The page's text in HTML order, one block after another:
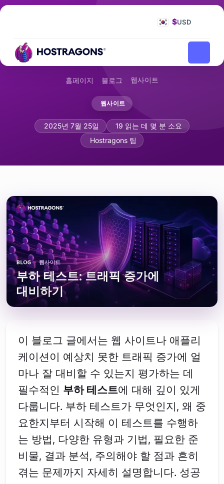
$USD
홈페이지 블로그 웹사이트
웹사이트
부하 테스트: 트래픽 급증에 대비하는 방
2025년 7월 25일
19 읽는 데 몇 분 소요
Hostragons 팀
이 블로그 글에서는 웹 사이트나 애플리
케이션이 예상치 못한 트래픽 증가에 얼
마나 잘 대비할 수 있는지 평가하는 데
필수적인 부하 테스트에 대해 깊이 있게
다룹니다. 부하 테스트가 무엇인지, 왜 중
요한지부터 시작해 이 테스트를 수행하
는 방법, 다양한 유형과 기법, 필요한 준
비물, 결과 분석, 주의해야 할 점과 흔히
겪는 문제까지 자세히 설명합니다. 성공